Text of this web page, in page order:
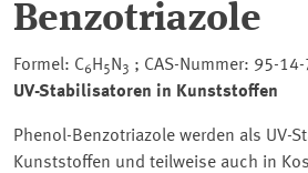
Benzotriazole
Formel: C6H 5 N 3 ; CAS-Nummer: 95-14-
UV-Stabilisatoren in Kunststoffen
Phenol-Benzotriazole werden als UV-
Kunststoffen und teilweise auch in